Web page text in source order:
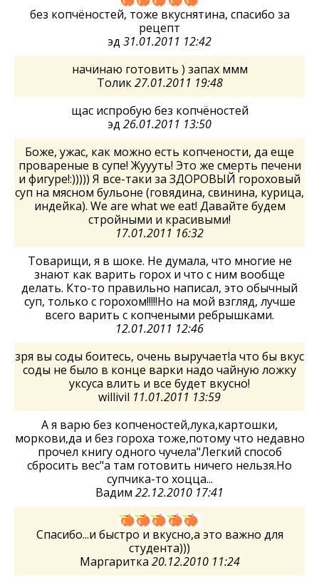
без копчёностей, тоже вкуснятина, спасибо за
рецепт
эд 31.01.2011 12:42
начинаю готовить ) запах ммм
Толик27.01.2011 19:48
щас испробую без копчёностей
эд 26.01.2011 13:50
Боже, ужас, как можно есть копчености, да еще
провареные в супе! Жуууть! Это же смерть печени
и фигуре!:))))) Я все-таки за ЗДОРОВЫЙ гороховый
суп на мясном бульоне (говядина, свинина, курица,
индейка). We are what we eat! Давайте будем
стройными и красивыми!
17.01.2011 16:32
Товарищи, я в шоке. Не думала, что многие не
знают как варить горох и что с ним вообще
делать. Кто-то правильно написал, это обычный
суп, только с горохом!!!!!Но на мой взгляд, лучше
всего варить с копчеными ребрышками.
12.01.2011 12:46
зря вы соды боитесь, очень выручает!а что бы вкус
соды не было в конце варки надо чайную ложку
уксуса влить и все будет вкусно!
willivil 11.01.2011 13:59
А я варю без копченостей,лука,картошки,
моркови,да и без гороха тоже,потому что недавно
прочел книгу одного чучела"Легкий способ
сбросить вес"а там готовить ничего нельзя.Но
супчика-то хоцца...
Вадим 22.12.2010 17:41
Спасибо...и быстро и вкусно,а это важно для
студента)))
Маргаритка 20.12.2010 11:24